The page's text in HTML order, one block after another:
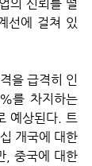
의 신뢰를 떨
선에 걸쳐 있
을 급격히 인
를 차지하는
예상된다. 트
개국에 대한
, 중국에 대한